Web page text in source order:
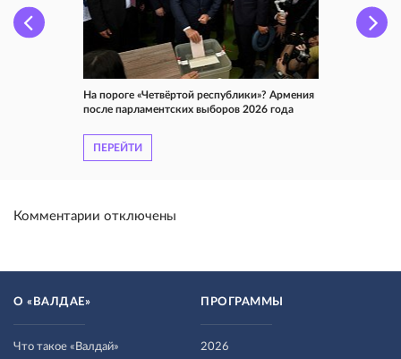
На пороге «Четвёртой республики»? Армения
после парламентских выборов 2026 года
ПЕРЕЙТИ
Комментарии отключены
О «ВАЛДАЕ»
Что такое «Валдай»
ПРОГРАММЫ
2026